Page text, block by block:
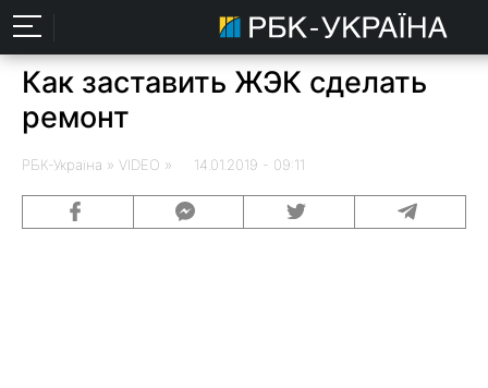
Как заставить ЖЭК сделать
ремонт
РБК-Україна » VIDEO » 14.01.2019 - 09:11